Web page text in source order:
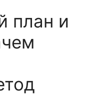
план и